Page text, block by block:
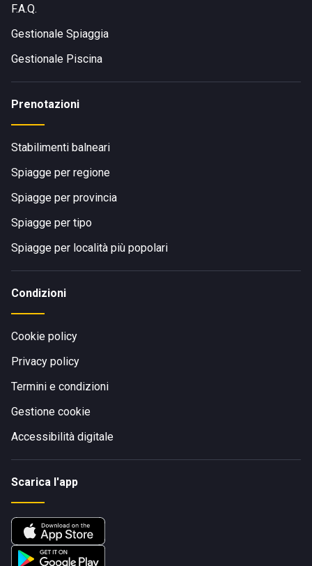
F.A.Q.
Gestionale Spiaggia
Gestionale Piscina
Prenotazioni
Stabilimenti balneari
Spiagge per regione
Spiagge per provincia
Spiagge per tipo
Spiagge per località più popolari
Condizioni
Cookie policy
Privacy policy
Termini e condizioni
Gestione cookie
Accessibilità digitale
Scarica l'app